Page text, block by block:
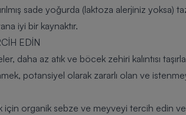
sade yoğurda (laktoza alerjiniz yoksa)
iyi bir kaynaktır.
EDİN
daha az atık ve böcek zehiri kalıntısı
potansiyel olarak zararlı olan ve
için organik sebze ve meyveyi tercih edin